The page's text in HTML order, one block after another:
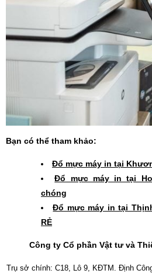
Bạn có thể tham khảo:
Đổ mực máy in tại
Đổ mực máy in tại
chóng
Đổ mực máy in tại
RẺ
Công ty Cổ phần Vật tư và
Trụ sở chính: C18, Lô 9, KĐTM. Định